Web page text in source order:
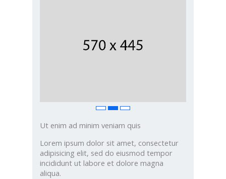
Ut enim ad minim veniam quis
Lorem ipsum dolor sit amet, consectetur
adipisicing elit, sed do eiusmod tempor
incididunt ut labore et dolore magna
aliqua.